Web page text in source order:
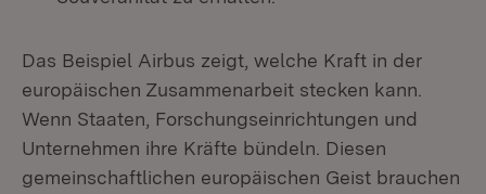
Das Beispiel Airbus zeigt, welche Kraft in der
europäischen Zusammenarbeit stecken kann.
Wenn Staaten, Forschungseinrichtungen und
Unternehmen ihre Kräfte bündeln. Diesen
gemeinschaftlichen europäischen Geist brauchen